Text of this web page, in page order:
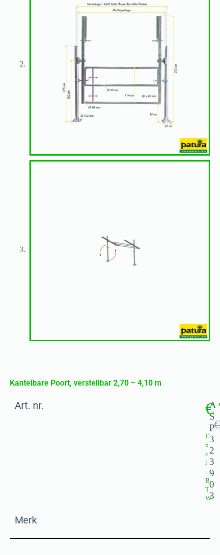
Kantelbare Poort, verstellbar 2,70 – 4,10 m
Art. nr.
A
S
P
3
2
3
9
0
3
€
€
E
x
c
l
B
T
W
Merk